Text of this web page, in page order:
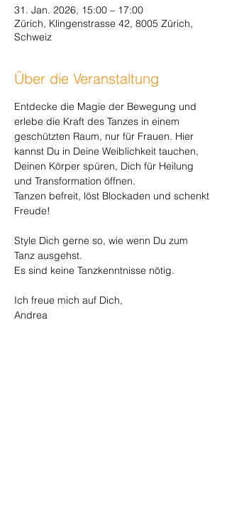
31. Jan. 2026, 15:00 – 17:00
Zürich, Klingenstrasse 42, 8005 Zürich,
Schweiz
Über die Veranstaltung
Entdecke die Magie der Bewegung und
erlebe die Kraft des Tanzes in einem
geschützten Raum, nur für Frauen. Hier
kannst Du in Deine Weiblichkeit tauchen,
Deinen Körper spüren, Dich für Heilung
und Transformation öffnen.
Tanzen befreit, löst Blockaden und schenkt
Freude!
Style Dich gerne so, wie wenn Du zum
Tanz ausgehst.
Es sind keine Tanzkenntnisse nötig.
Ich freue mich auf Dich,
Andrea